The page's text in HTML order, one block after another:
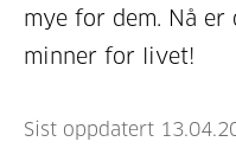
mye for dem. Nå
minner for livet!
Sist oppdatert